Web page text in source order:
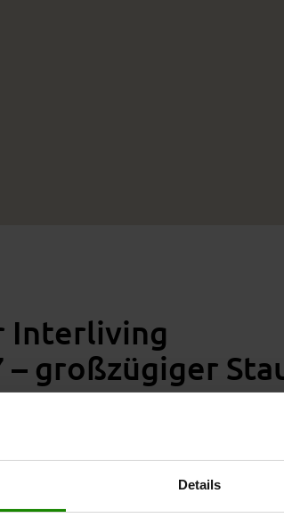
Details
Interliving
großzügiger
1207
sorgen für ein ruhiges
sachliche Design und ermöglichen eine